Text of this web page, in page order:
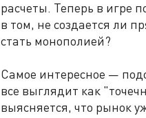
расчеты. Теперь в игре
в том, не создается ли
стать монополией?
Самое интересное —
все выглядит как
выясняется, что рынок